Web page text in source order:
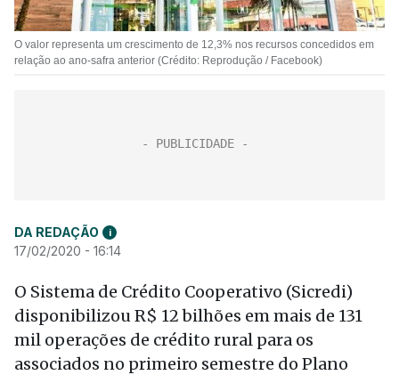
O valor representa um crescimento de 12,3% nos recursos concedidos em
relação ao ano-safra anterior (Crédito: Reprodução / Facebook)
DA REDAÇÃO i
17/02/2020 - 16:14
O Sistema de Crédito Cooperativo (Sicredi)
disponibilizou R$ 12 bilhões em mais de 131
mil operações de crédito rural para os
associados no primeiro semestre do Plano